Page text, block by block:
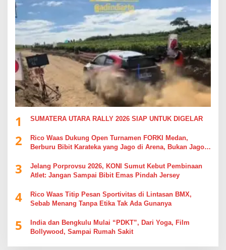
1 SUMATERA UTARA RALLY 2026 SIAP UNTUK DIGELAR
2
Rico Waas Dukung Open Turnamen FORKI Medan,
Berburu Bibit Karateka yang Jago di Arena, Bukan Jago
3
Jelang Porprovsu 2026, KONI Sumut Kebut Pembinaan
Atlet: Jangan Sampai Bibit Emas Pindah Jersey
4
Rico Waas Titip Pesan Sportivitas di Lintasan BMX,
Sebab Menang Tanpa Etika Tak Ada Gunanya
5
India dan Bengkulu Mulai “PDKT”, Dari Yoga, Film
Bollywood, Sampai Rumah Sakit